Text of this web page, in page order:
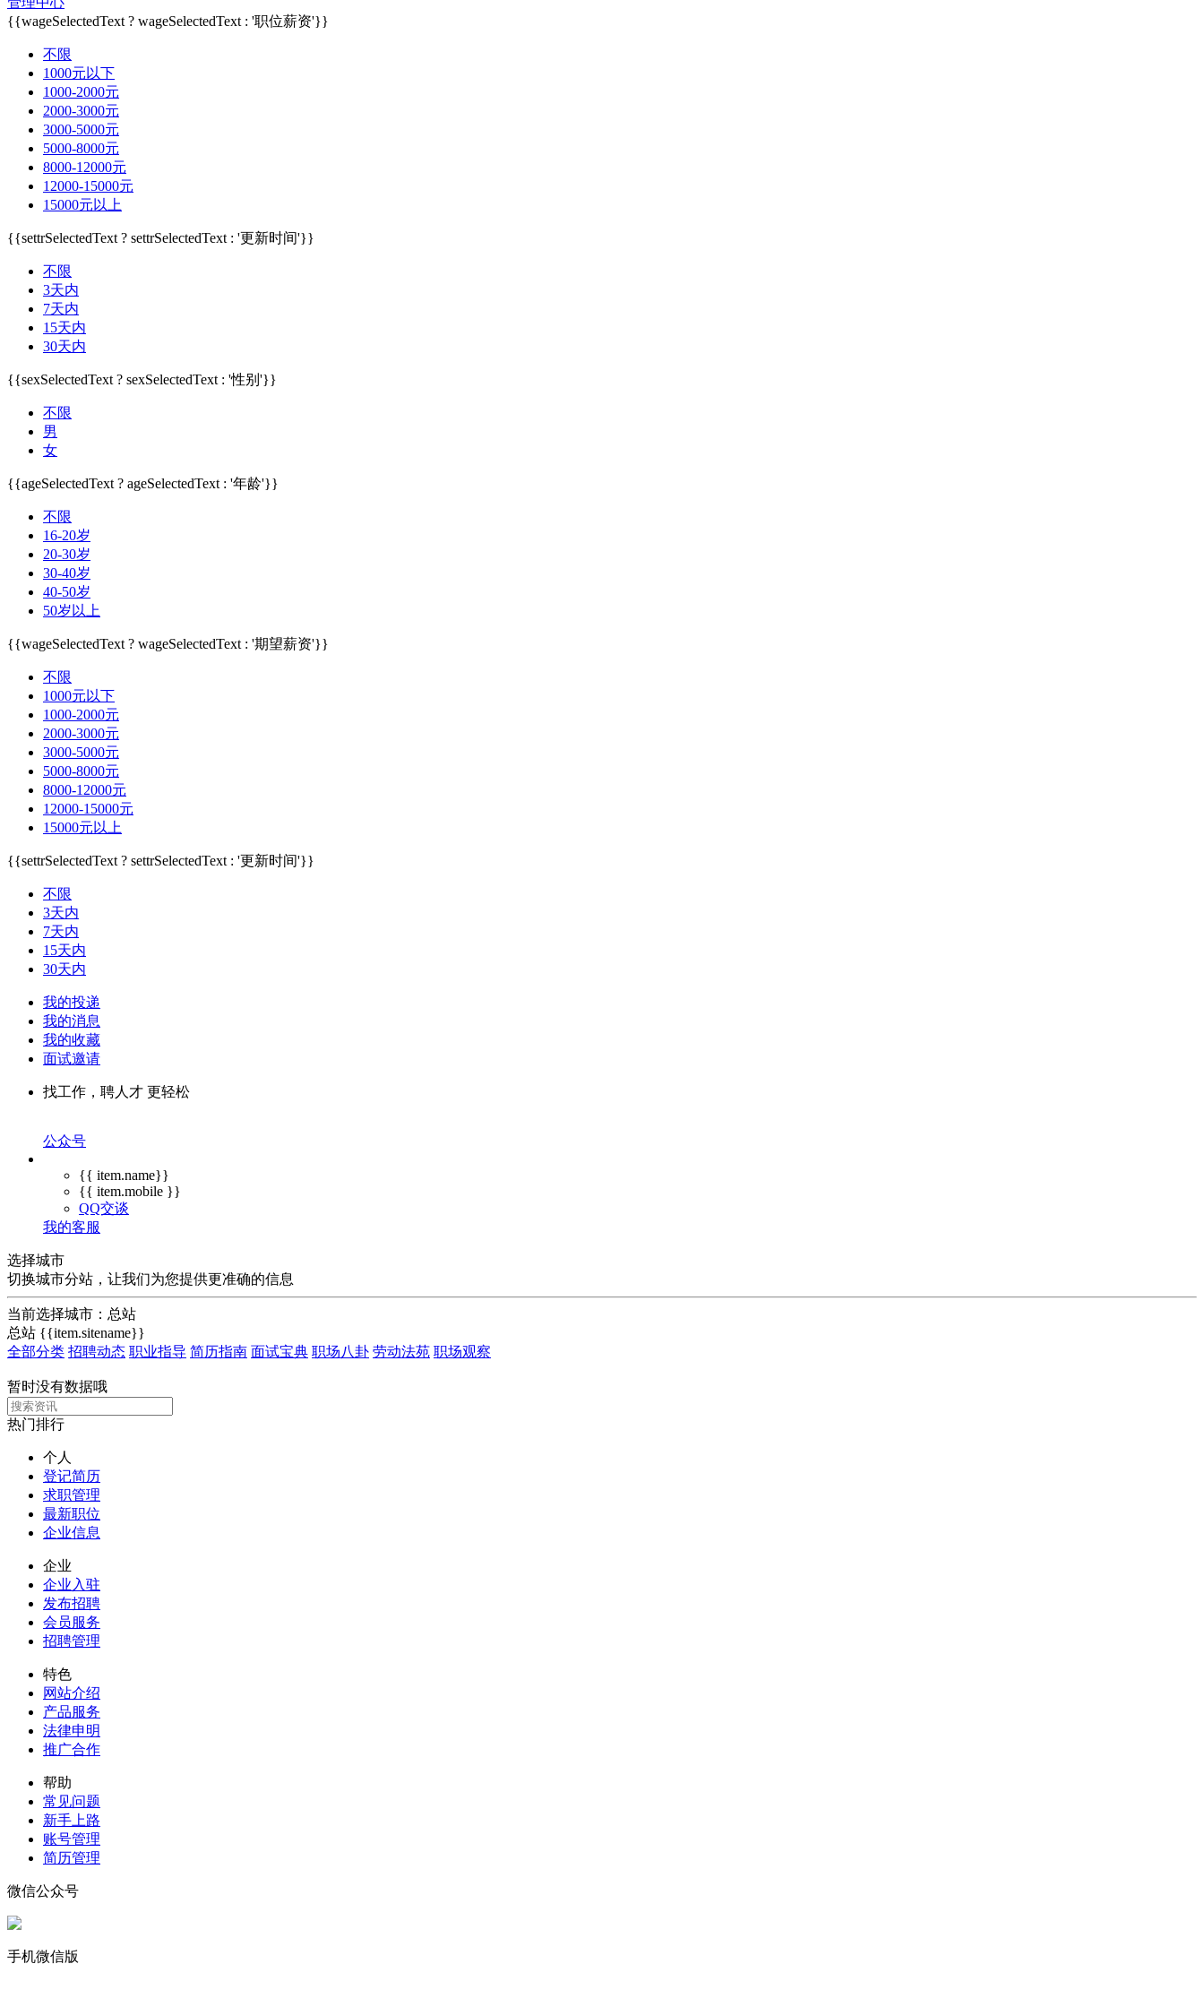
{{wageSelectedText ? wageSelectedText : '职位薪资'}}
不限
1000元以下
1000-2000元
2000-3000元
3000-5000元
5000-8000元
8000-12000元
12000-15000元
15000元以上
{{settrSelectedText ? settrSelectedText : '更新时间'}}
不限
3天内
7天内
15天内
30天内
{{sexSelectedText ? sexSelectedText : '性别'}}
不限
男
女
{{ageSelectedText ? ageSelectedText : '年龄'}}
不限
16-20岁
20-30岁
30-40岁
40-50岁
50岁以上
{{wageSelectedText ? wageSelectedText : '期望薪资'}}
不限
1000元以下
1000-2000元
2000-3000元
3000-5000元
5000-8000元
8000-12000元
12000-15000元
15000元以上
{{settrSelectedText ? settrSelectedText : '更新时间'}}
不限
3天内
7天内
15天内
30天内
我的投递
我的消息
我的收藏
面试邀请
找工作，聘人才 更轻松
公众号
{{ item.name}}
{{ item.mobile }}
QQ交谈
我的客服
选择城市
切换城市分站，让我们为您提供更准确的信息
当前选择城市： 总站
总站 {{item.sitename}}
全部分类 招聘动态 职业指导 简历指南 面试宝典 职场八卦 劳动法苑 职场观察
暂时没有数据哦
热门排行
个人
登记简历
求职管理
最新职位
企业信息
企业
企业入驻
发布招聘
会员服务
招聘管理
特色
网站介绍
产品服务
法律申明
推广合作
帮助
常见问题
新手上路
账号管理
简历管理
微信公众号
手机微信版